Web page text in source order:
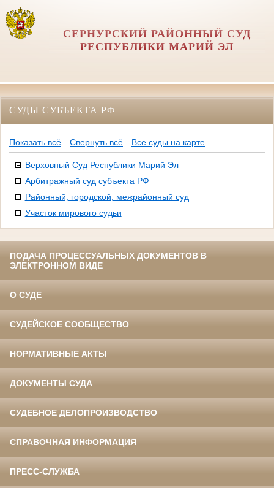
СЕРНУРСКИЙ РАЙОННЫЙ СУД
РЕСПУБЛИКИ МАРИЙ ЭЛ
СУДЫ СУБЪЕКТА РФ
Показать всё Свернуть всё Все суды на карте
Верховный Суд Республики Марий Эл
Арбитражный суд субъекта РФ
Районный, городской, межрайонный суд
Участок мирового судьи
ПОДАЧА ПРОЦЕССУАЛЬНЫХ ДОКУМЕНТОВ В
ЭЛЕКТРОННОМ ВИДЕ
О СУДЕ
СУДЕЙСКОЕ СООБЩЕСТВО
НОРМАТИВНЫЕ АКТЫ
ДОКУМЕНТЫ СУДА
СУДЕБНОЕ ДЕЛОПРОИЗВОДСТВО
СПРАВОЧНАЯ ИНФОРМАЦИЯ
ПРЕСС-СЛУЖБА